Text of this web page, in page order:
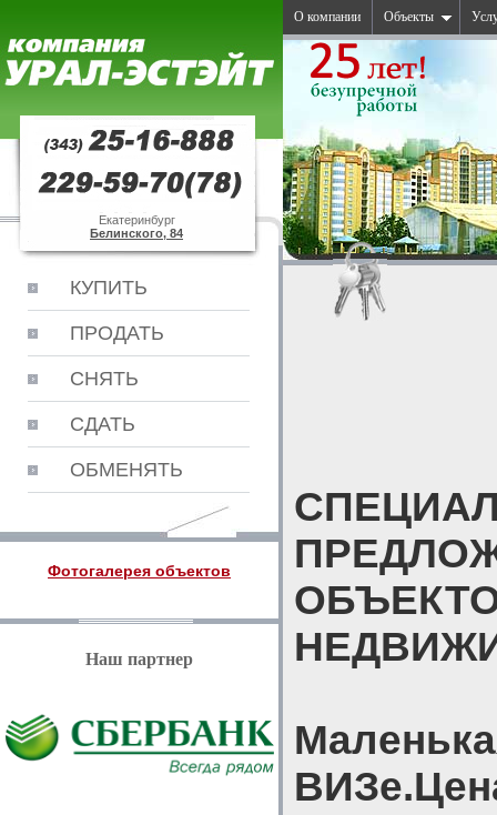
Екатеринбург
Белинского, 84
КУПИТЬ
ПРОДАТЬ
СНЯТЬ
СДАТЬ
ОБМЕНЯТЬ
Фотогалерея объектов
Наш партнер
О компании Объекты